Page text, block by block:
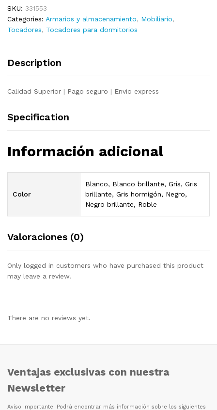
MDF
blanco
110x55x145
SKU: 331553
Categories: Armarios y almacenamiento, Mobiliario,
Tocadores, Tocadores para dormitorios
Description
Calidad Superior | Pago seguro | Envio express
Specification
Información adicional
Color
Blanco, Blanco brillante, Gris, Gris
brillante, Gris hormigón, Negro,
Negro brillante, Roble
Valoraciones (0)
Only logged in customers who have purchased this product
may leave a review.
There are no reviews yet.
Ventajas exclusivas con nuestra
Newsletter
Aviso importante: Podrá encontrar más información sobre los siguientes